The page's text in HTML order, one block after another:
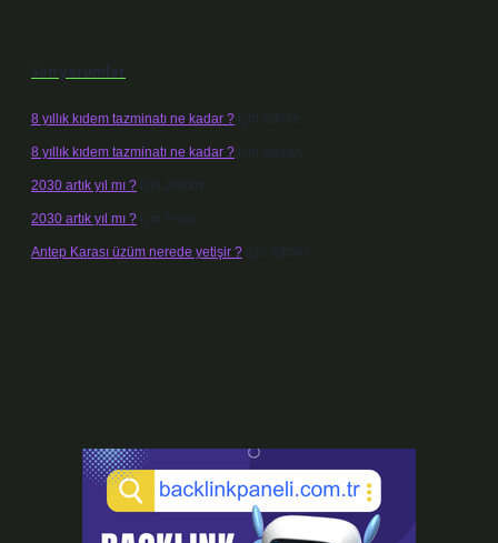
Son yorumlar
8 yıllık kıdem tazminatı ne kadar ? için admin
8 yıllık kıdem tazminatı ne kadar ? için Nazan
2030 artık yıl mı ? için admin
2030 artık yıl mı ? için Pınar
Antep Karası üzüm nerede yetişir ? için admin